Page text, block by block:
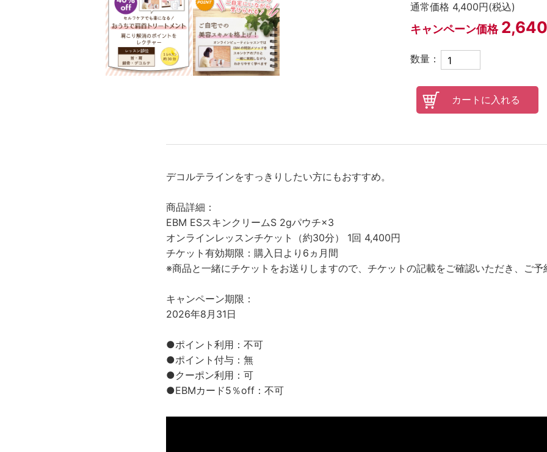
通常価格 4,400円(税込)
キャンペーン価格 2,640
数量：
デコルテラインをすっきりしたい方にもおすすめ。
商品詳細：
EBM ESスキンクリームS 2gパウチ×3
オンラインレッスンチケット（約30分） 1回 4,400円
チケット有効期限：購入日より6ヵ月間
※商品と一緒にチケットをお送りしますので、チケットの記載をご確認いただき、ご予
キャンペーン期限：
2026年8月31日
●ポイント利用：不可
●ポイント付与：無
●クーポン利用：可
●EBMカード5％off：不可